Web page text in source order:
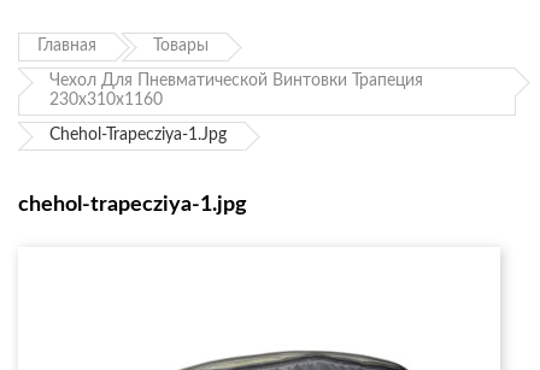
Главная Товары
Чехол Для Пневматической Винтовки Трапеция
230х310х1160
Chehol-Trapecziya-1.jpg
chehol-trapecziya-1.jpg